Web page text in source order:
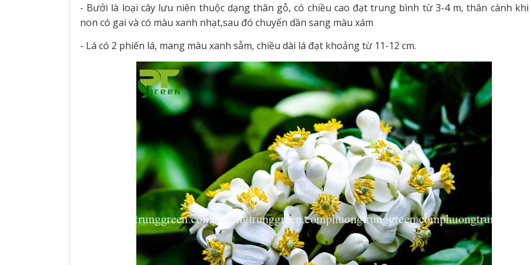
- Bưởi là loại cây lưu niên thuộc dạng thân gỗ, có chiều cao đạt trung bình từ 3-4 m, thân cành khi
non có gai và có màu xanh nhạt,sau đó chuyển dần sang màu xám
- Lá có 2 phiến lá, mang màu xanh sẫm, chiều dài lá đạt khoảng từ 11-12 cm.